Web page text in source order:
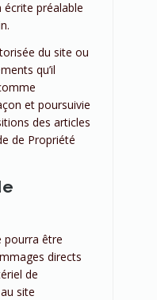
préalable
du site ou
qu’il
et poursuivie
des articles
de Propriété
pourra être
directs
de
site